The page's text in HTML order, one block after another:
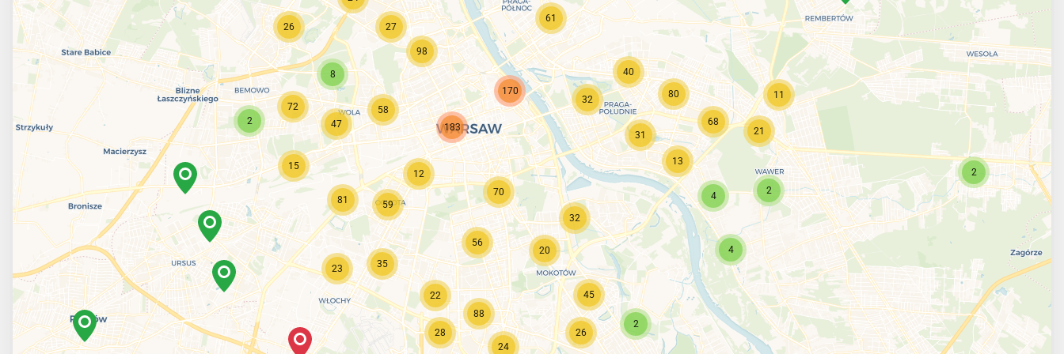
32
40
31
12
58
27
13
56
4
8
47
22
15
4
21
2
35
2
26
28
11
170
61
32
70
183
98
80
20
59
68
45
81
88
26
24
72
23
2
2